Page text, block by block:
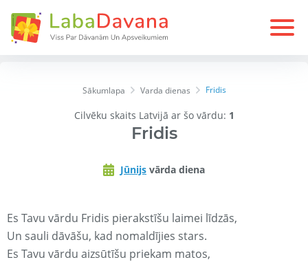
Sākumlapa Varda dienas Fridis
Cilvēku skaits Latvijā ar šo vārdu: 1
Fridis
Jūnijs vārda diena
Es Tavu vārdu Fridis pierakstīšu laimei līdzās,
Un sauli dāvāšu, kad nomaldījies stars.
Es Tavu vārdu aizsūtīšu priekam matos,